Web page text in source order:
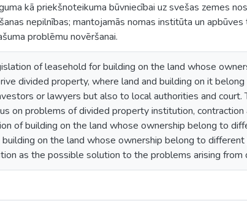
kā priekšnoteikuma būvniecībai uz svešas zemes
nepilnības; mantojamās nomas institūta un
problēmu novēršanai.
of leasehold for building on the land whose
divided property, where land and building on it
or lawyers but also to local authorities and court.
on problems of divided property institution,
of building on the land whose ownership belong to
on the land whose ownership belong to
as the possible solution to the problems arising from